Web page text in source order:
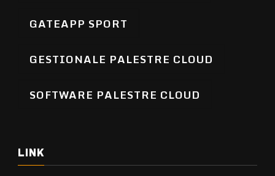
GATEAPP SPORT
GESTIONALE PALESTRE CLOUD
SOFTWARE PALESTRE CLOUD
LINK